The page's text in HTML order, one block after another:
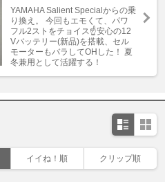
YAMAHA Salient Specialからの乗
り換え。 今回もエモくて、パワ
フル2ストをチョイス☝️安心の12
Vバッテリー(新品)を搭載、セル
モーターもバラしてOHした！ 夏
冬兼用として活躍する！
イイね！順 クリップ順